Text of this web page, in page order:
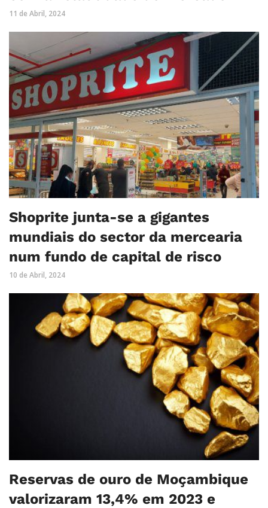
11 de Abril, 2024
Shoprite junta-se a gigantes
mundiais do sector da mercearia
num fundo de capital de risco
10 de Abril, 2024
Reservas de ouro de Moçambique
valorizaram 13,4% em 2023 e